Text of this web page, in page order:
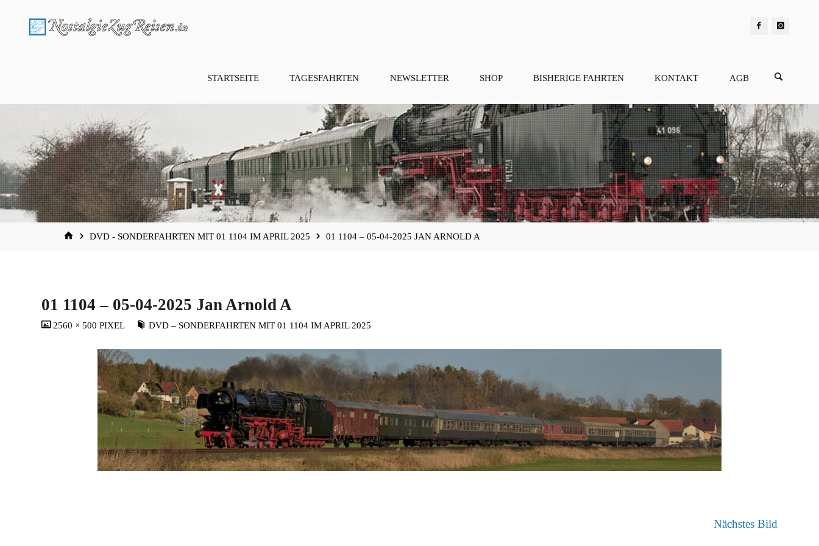
STARTSEITE TAGESFAHRTEN NEWSLETTER SHOP BISHERIGE FAHRTEN KONTAKT AGB
START
DVD - SONDERFAHRTEN MIT 01 1104 IM APRIL 2025 01 1104 – 05-04-2025 JAN ARNOLD A
01 1104 – 05-04-2025 Jan Arnold A
VOLLSTÄNDIGE
2560 × 500 PIXEL DVD – SONDERFAHRTEN MIT 01 1104 IM APRIL 2025
Nächstes Bild